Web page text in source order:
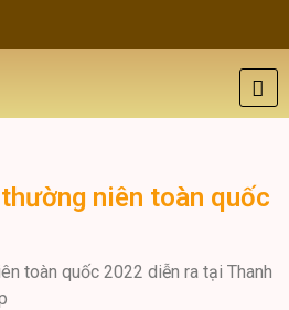
niên toàn quốc
toàn quốc 2022 diễn ra tại Thanh